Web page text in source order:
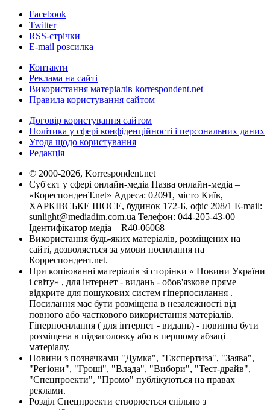
Facebook
Twitter
RSS-стрічки
E-mail розсилка
Контакти
Реклама на сайті
Використання матеріалів korrespondent.net
Правила користування сайтом
Договір користування сайтом
Політика у сфері конфіденційності і персональних даних
Угода щодо користування
Редакція
© 2000-2026, Korrespondent.net
Суб'єкт у сфері онлайн-медіа Назва онлайн-медіа –
«КореспонденТ.net» Адреса: 02091, місто Київ,
ХАРКІВСЬКЕ ШОСЕ, будинок 172-Б, офіс 208/1 E-mail:
sunlight@mediadim.com.ua Телефон: 044-205-43-00
Ідентифікатор медіа – R40-06068
Використання будь-яких матеріалів, розміщених на
сайті, дозволяється за умови посилання на
Корреспондент.net.
При копіюванні матеріалів зі сторінки « Новини України
і світу» , для інтернет - видань - обов'язкове пряме
відкрите для пошукових систем гіперпосилання .
Посилання має бути розміщена в незалежності від
повного або часткового використання матеріалів.
Гіперпосилання ( для інтернет - видань) - повинна бути
розміщена в підзаголовку або в першому абзаці
матеріалу.
Новини з позначками "Думка", "Експертиза", "Заява",
"Регіони", "Гроші", "Влада", "Вибори", "Тест-драйв",
"Спецпроекти", "Промо" публікуються на правах
реклами.
Розділ Спецпроекти створюється спільно з